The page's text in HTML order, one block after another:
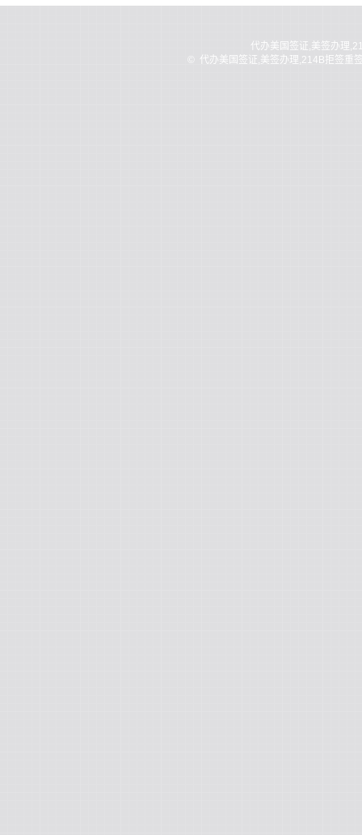
代办美国签证,美签办理
代办美国签证,美签办理,214B拒签重